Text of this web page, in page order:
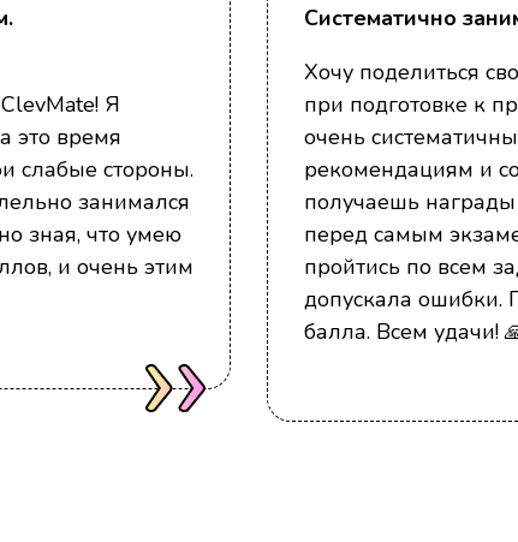
Я
это время
слабые стороны.
занимался
зная, что умею
и очень этим
Систематично
Хочу поделиться
при подготовке к
очень
рекомендациям и
получаешь
перед самым
пройтись по всем
допускала ошибки.
балла. Всем удачи!